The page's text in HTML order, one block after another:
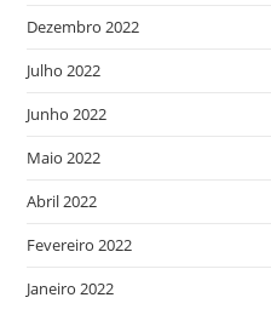
Dezembro 2022
Julho 2022
Junho 2022
Maio 2022
Abril 2022
Fevereiro 2022
Janeiro 2022